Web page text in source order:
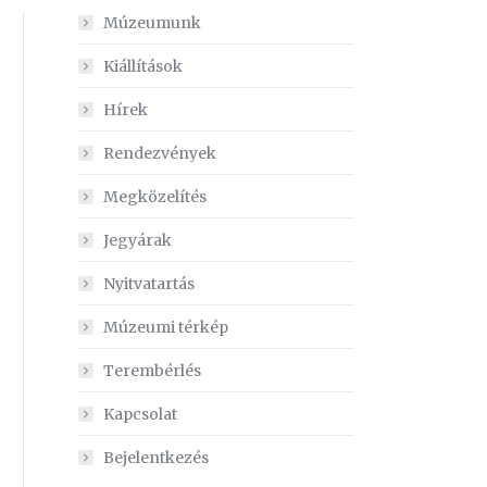
Múzeumunk
Kiállítások
Hírek
Rendezvények
Megközelítés
Jegyárak
Nyitvatartás
Múzeumi térkép
Terembérlés
Kapcsolat
Bejelentkezés